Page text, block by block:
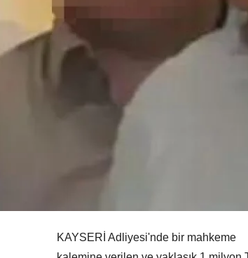
KAYSERİ Adliyesi'nde bir mahkeme